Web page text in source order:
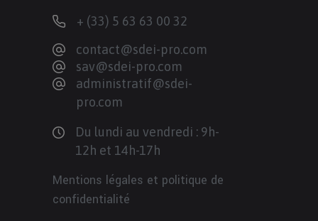
+ (33) 5 63 63 00 32
contact@sdei-pro.com
sav@sdei-pro.com
administratif@sdei-
pro.com
Du lundi au vendredi : 9h-
12h et 14h-17h
Mentions légales et politique de
confidentialité